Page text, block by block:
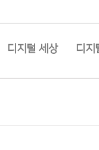
디지털 세상 디지